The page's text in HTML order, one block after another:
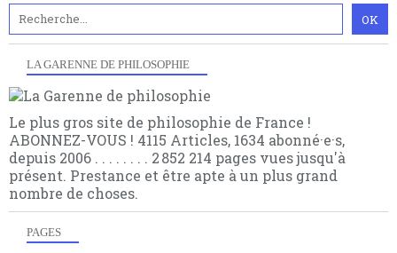
LA GARENNE DE PHILOSOPHIE
Le plus gros site de philosophie de France !
ABONNEZ-VOUS ! 4115 Articles, 1634 abonné·e·s,
depuis 2006 . . . . . . . . 2 852 214 pages vues jusqu'à
présent. Prestance et être apte à un plus grand
nombre de choses.
PAGES